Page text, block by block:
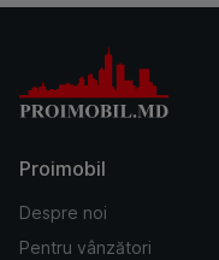
Proimobil
Despre noi
Pentru vânzători